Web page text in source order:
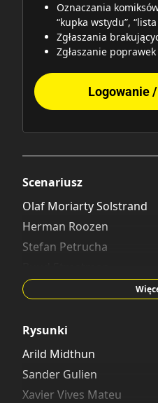
Oznaczania
“kupka wstydu”,
Zgłaszania
Zgłaszanie
Logowanie
Scenariusz
Olaf Moriarty Solstrand
Herman Roozen
Stefan Petrucha
Evert Geradts
Rysunki
Arild Midthun
Sander Gulien
Xavier Vives Mateu